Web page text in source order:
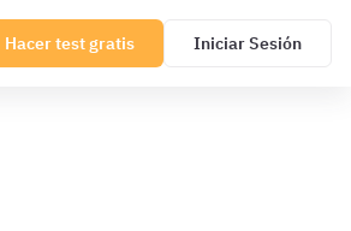
Hacer test gratis Iniciar Sesión